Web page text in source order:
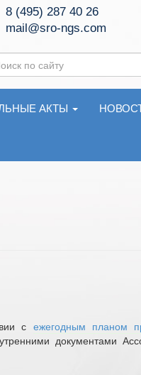
8 (495) 287 40 26
mail@sro-ngs.com
АКТЫ
с ежегодным планом
документами